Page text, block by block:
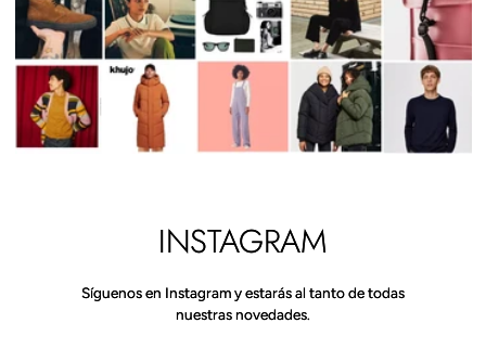
INSTAGRAM
Síguenos en Instagram y estarás al tanto de todas
nuestras novedades.